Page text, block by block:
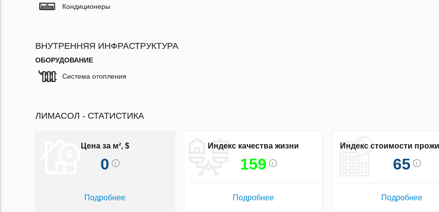
Кондиционеры
ВНУТРЕННЯЯ ИНФРАСТРУКТУРА
ОБОРУДОВАНИЕ
Система отопления
ЛИМАСОЛ - СТАТИСТИКА
Цена за м², $
0
Подробнее
Индекс качества жизни
159
Подробнее
Индекс стоимости
65
Подробнее